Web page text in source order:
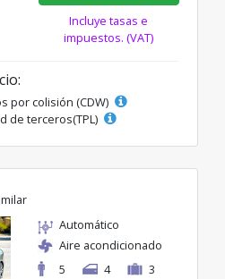
Incluye tasas e
impuestos. (VAT)
por colisión (CDW)
de terceros(TPL)
Automático
Aire acondicionado
5
4 3